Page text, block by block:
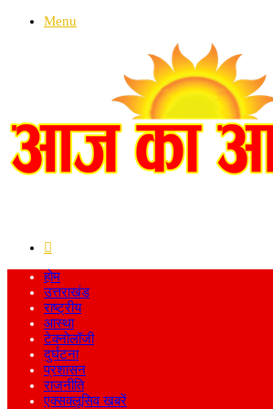
Menu
होम
उत्तराखंड
राष्ट्रीय
आस्था
टेक्नोलॉजी
दुर्घटना
प्रशासन
राजनीति
एक्सक्लूसिव खबरें